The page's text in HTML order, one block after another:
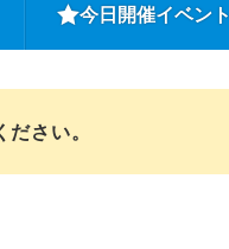
今日開催イベント
さい。